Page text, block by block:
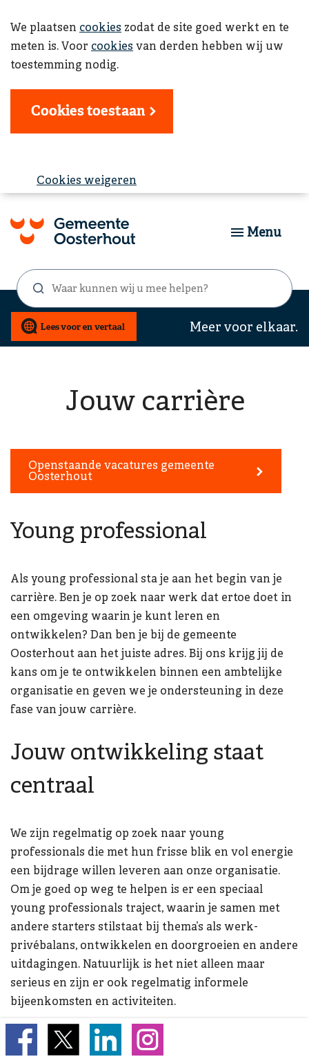
We plaatsen cookies zodat de site goed werkt en te
meten is. Voor cookies van derden hebben wij uw
toestemming nodig.
Cookies toestaan
Cookies weigeren
Zoekformulier
Waar
kunnen
wij
u
mee
Menu
Meer voor elkaar.
Jouw carrière
Openstaande vacatures gemeente
Oosterhout
Young professional
Als young professional sta je aan het begin van je
carrière. Ben je op zoek naar werk dat ertoe doet in
een omgeving waarin je kunt leren en
ontwikkelen? Dan ben je bij de gemeente
Oosterhout aan het juiste adres. Bij ons krijg jij de
kans om je te ontwikkelen binnen een ambtelijke
organisatie en geven we je ondersteuning in deze
fase van jouw carrière.
Jouw ontwikkeling staat
centraal
We zijn regelmatig op zoek naar young
professionals die met hun frisse blik en vol energie
een bijdrage willen leveren aan onze organisatie.
Om je goed op weg te helpen is er een speciaal
young professionals traject, waarin je samen met
andere starters stilstaat bij thema’s als werk-
privébalans, ontwikkelen en doorgroeien en andere
uitdagingen. Natuurlijk is het niet alleen maar
serieus en zijn er ook regelmatig informele
bijeenkomsten en activiteiten.
Stage